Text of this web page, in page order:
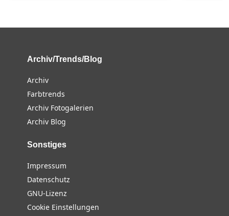
Archiv/Trends/Blog
Archiv
Farbtrends
Archiv Fotogalerien
Archiv Blog
Sonstiges
Impressum
Datenschutz
GNU-Lizenz
Cookie Einstellungen